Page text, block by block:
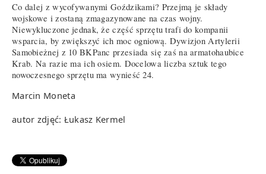
Co dalej z wycofywanymi Goździkami? Przejmą je składy
wojskowe i zostaną zmagazynowane na czas wojny.
Niewykluczone jednak, że część sprzętu trafi do kompanii
wsparcia, by zwiększyć ich moc ogniową. Dywizjon Artylerii
Samobieżnej z 10 BKPanc przesiada się zaś na armatohaubice
Krab. Na razie ma ich osiem. Docelowa liczba sztuk tego
nowoczesnego sprzętu ma wynieść 24.
Marcin Moneta
autor zdjęć: Łukasz Kermel